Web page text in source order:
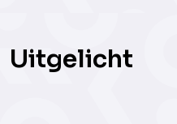
Uitgelicht